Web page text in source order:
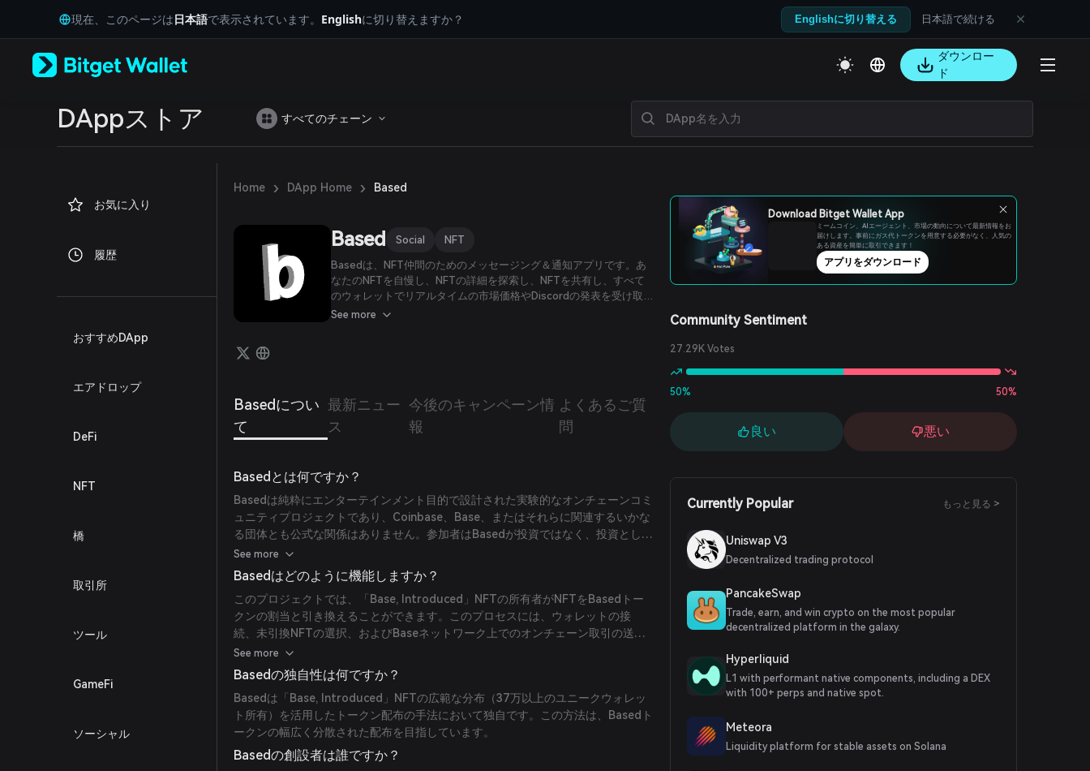
Tiếng Việt
Русский
Español (Latinoamérica)
Português (Portugal)
Bahasa Indonesia
Español (Argentina)
現在、このページは日本語で表示されています。 Englishに切り替えますか？ Englishに切り替える 日本語で続ける
ダウンロー
ド
DAppストア すべてのチェーン
お気に入り
履歴
おすすめDApp
エアドロップ
DeFi
NFT
橋
取引所
ツール
GameFi
ソーシャル
Home › DApp Home › Based
Based Social NFT
Basedは、NFT仲間のためのメッセージング＆通知アプリです。あ
なたのNFTを自慢し、NFTの詳細を探索し、NFTを共有し、すべて
のウォレットでリアルタイムの市場価格やDiscordの発表を受け取
ることができます。
See more
Basedについ
て
最新ニュー
ス
今後のキャンペーン情
報
よくあるご質
問
Basedとは何ですか？
Basedは純粋にエンターテインメント目的で設計された実験的なオンチェーンコミ
ュニティプロジェクトであり、Coinbase、Base、またはそれらに関連するいかな
る団体とも公式な関係はありません。参加者はBasedが投資ではなく、投資として
扱うべきではないことを理解する必要があります。自己責任でプロジェクトに参
加してください。
See more
Basedはどのように機能しますか？
このプロジェクトでは、「Base, Introduced」NFTの所有者がNFTをBasedトー
クンの割当と引き換えることができます。このプロセスには、ウォレットの接
続、未引換NFTの選択、およびBaseネットワーク上でのオンチェーン取引の送信
が含まれます。受け取るBasedトークンの量は、NFTが引き換えられた引き換えフ
ェーズによって異なります。
See more
Basedの独自性は何ですか？
Basedは「Base, Introduced」NFTの広範な分布（37万以上のユニークウォレッ
ト所有）を活用したトークン配布の手法において独自です。この方法は、Basedト
ークンの幅広く分散された配布を目指しています。
Basedの創設者は誰ですか？
Download Bitget Wallet App
ミームコイン、AIエージェント、市場の動向について最新情報をお
届けします。事前にガス代トークンを用意する必要がなく、人気の
ある資産を簡単に取引できます！
アプリをダウンロード
Community Sentiment
27.29K Votes
50% 50%
良い 悪い
Currently Popular もっと見る >
Uniswap V3
Decentralized trading protocol
PancakeSwap
Trade, earn, and win crypto on the most popular
decentralized platform in the galaxy.
Hyperliquid
L1 with performant native components, including a DEX
with 100+ perps and native spot.
Meteora
Liquidity platform for stable assets on Solana